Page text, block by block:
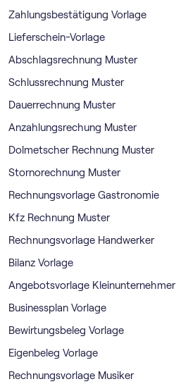
Zahlungsbestätigung Vorlage
Lieferschein-Vorlage
Abschlagsrechnung Muster
Schlussrechnung Muster
Dauerrechnung Muster
Anzahlungsrechung Muster
Dolmetscher Rechnung Muster
Stornorechnung Muster
Rechnungsvorlage Gastronomie
Kfz Rechnung Muster
Rechnungsvorlage Handwerker
Bilanz Vorlage
Angebotsvorlage Kleinunternehmer
Businessplan Vorlage
Bewirtungsbeleg Vorlage
Eigenbeleg Vorlage
Rechnungsvorlage Musiker